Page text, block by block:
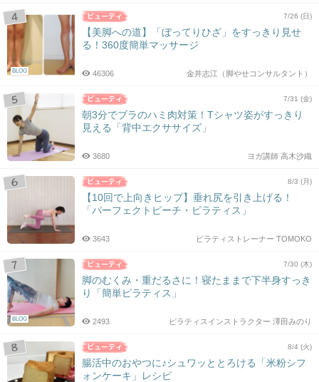
BLOG
7/26 (日)
【美脚への道】「ぼってりひざ」をすっきり見せ
る！360度簡単マッサージ
金井志江（脚やせコンサルタント）
46306
7/31 (金)
朝3分でブラのハミ肉対策！Tシャツ姿がすっきり
見える「背中エクササイズ」
ヨガ講師 高木沙織
3680
8/3 (月)
【10回で上向きヒップ】垂れ尻を引き上げる！
「パーフェクトピーチ・ピラティス」
ピラティストレーナー TOMOKO
3643
BLOG
7/30 (木)
脚のむくみ・重だるさに！寝たままで下半身すっき
り「簡単ピラティス」
ピラティスインストラクター 澤田みのり
2493
8/4 (火)
腸活中のおやつに♪シュワッととろける「米粉シフ
ォンケーキ」レシピ